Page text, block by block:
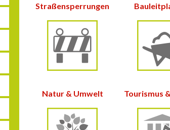
Straßensperrungen
Natur & Umwelt Tourismus